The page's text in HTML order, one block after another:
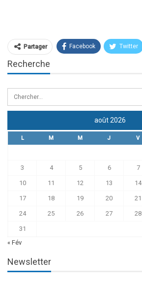
Partager Facebook Twitter
Recherche
août 2026
L M M J V
3 4 5 6 7
10 11 12 13 14
17 18 19 20 21
24 25 26 27 28
31
« Fév
Newsletter